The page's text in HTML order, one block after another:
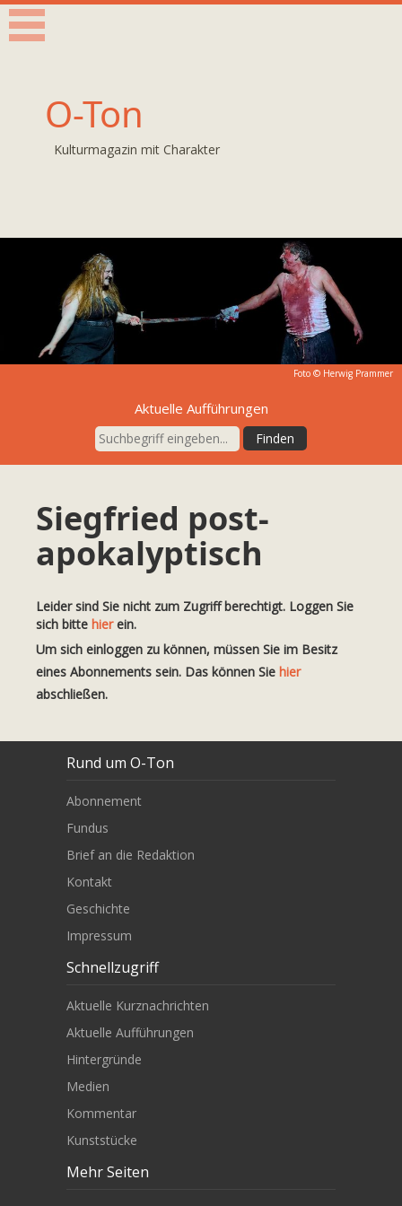
O-Ton
Kulturmagazin mit Charakter
Foto © Herwig Prammer
Aktuelle Aufführungen
Siegfried post-
apokalyptisch
Leider sind Sie nicht zum Zugriff berechtigt. Loggen Sie
sich bitte hierein.
Um sich einloggen zu können, müssen Sie im Besitz
eines Abonnements sein. Das können Sie hier
abschließen.
Rund um O-Ton
Abonnement
Fundus
Brief an die Redaktion
Kontakt
Geschichte
Impressum
Schnellzugriff
Aktuelle Kurznachrichten
Aktuelle Aufführungen
Hintergründe
Medien
Kommentar
Kunststücke
Mehr Seiten